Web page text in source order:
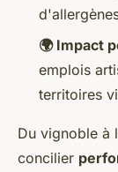
🌍 Impact
emplois
territoires
Du vignoble à
concilier